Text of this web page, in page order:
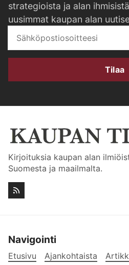
strategioista ja alan
uusimmat kaupan alan
Tilaa
Kirjoituksia kaupan alan
Suomesta ja maailmalta.
Navigointi
Etusivu Ajankohtaista